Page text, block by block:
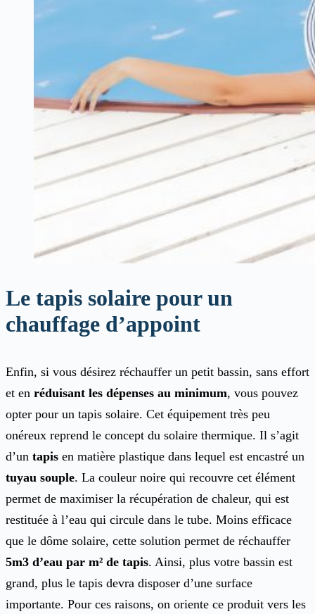
Le tapis solaire pour un
chauffage d’appoint
Enfin, si vous désirez réchauffer un petit bassin, sans effort
et en réduisant les dépenses au minimum, vous pouvez
opter pour un tapis solaire. Cet équipement très peu
onéreux reprend le concept du solaire thermique. Il s’agit
d’un tapis en matière plastique dans lequel est encastré un
tuyau souple. La couleur noire qui recouvre cet élément
permet de maximiser la récupération de chaleur, qui est
restituée à l’eau qui circule dans le tube. Moins efficace
que le dôme solaire, cette solution permet de réchauffer
5m3 d’eau par m² de tapis. Ainsi, plus votre bassin est
grand, plus le tapis devra disposer d’une surface
importante. Pour ces raisons, on oriente ce produit vers les